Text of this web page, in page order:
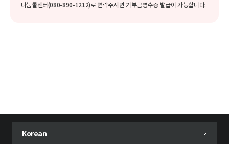
나눔콜센터(080-890-1212)로 연락주시면 기부금영수증 발급이 가능합니다.
언어 선택 메뉴 열기
현재 선택된 언어
Korean